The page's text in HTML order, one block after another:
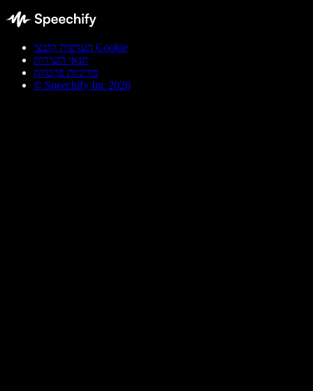
העדפות קובצי Cookie
תנאי השירות
מדיניות פרטיות
© Speechify Inc 2026